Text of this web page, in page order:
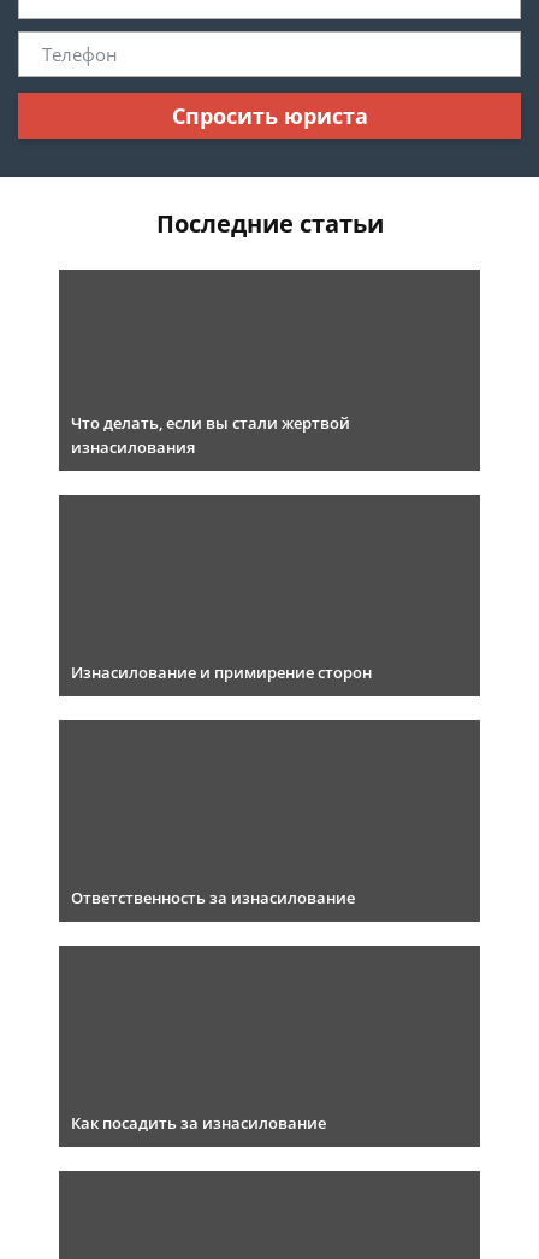
Спросить юриста
Последние статьи
Что делать, если вы стали жертвой
изнасилования
Изнасилование и примирение сторон
Ответственность за изнасилование
Как посадить за изнасилование